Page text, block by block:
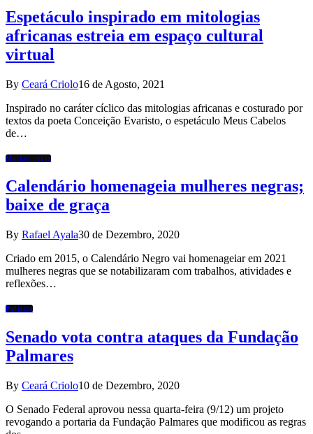
Espetáculo inspirado em mitologias
africanas estreia em espaço cultural
virtual
By Ceará Criolo16 de Agosto, 2021
Inspirado no caráter cíclico das mitologias africanas e costurado por
textos da poeta Conceição Evaristo, o espetáculo Meus Cabelos
de…
Mulher negra
Calendário homenageia mulheres negras;
baixe de graça
By Rafael Ayala30 de Dezembro, 2020
Criado em 2015, o Calendário Negro vai homenageiar em 2021
mulheres negras que se notabilizaram com trabalhos, atividades e
reflexões…
Política
Senado vota contra ataques da Fundação
Palmares
By Ceará Criolo10 de Dezembro, 2020
O Senado Federal aprovou nessa quarta-feira (9/12) um projeto
revogando a portaria da Fundação Palmares que modificou as regras